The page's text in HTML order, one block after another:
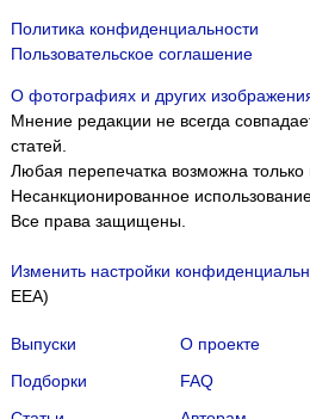
Политика конфиденциальности
Пользовательское соглашение
О фотографиях и других
Мнение редакции не всегда
статей.
Любая перепечатка возможна только
Несанкционированное
Все права защищены.
Изменить настройки
EEA)
Выпуски
Подборки
О проекте
FAQ